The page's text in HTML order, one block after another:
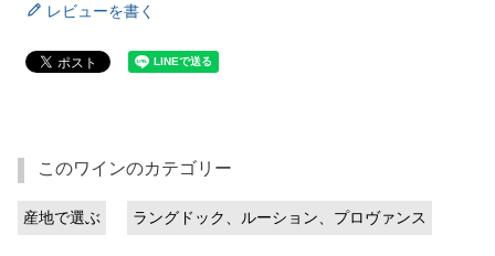
レビューを書く
このワインのカテゴリー
産地で選ぶ ラングドック、ルーション、プロヴァンス